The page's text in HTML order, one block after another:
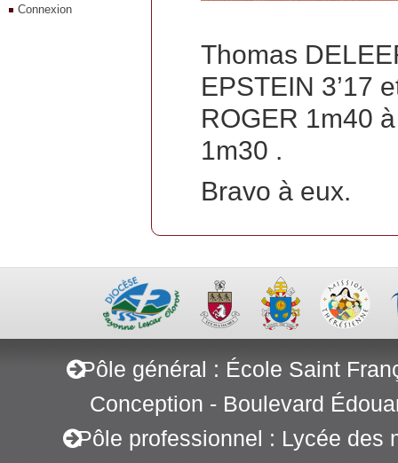
Connexion
Thomas
EPSTEIN 3’17
ROGER 1m40
1m30 .
Bravo à eux.
Pôle général : École Saint
Conception - Boulevard
Pôle professionnel : Lycée des